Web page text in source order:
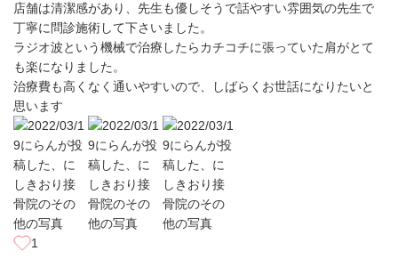
店舗は清潔感があり、先生も優しそうで話やすい雰囲気の先生で
丁寧に問診施術して下さいました。
ラジオ波という機械で治療したらカチコチに張っていた肩がとて
も楽になりました。
治療費も高くなく通いやすいので、しばらくお世話になりたいと
思います
1